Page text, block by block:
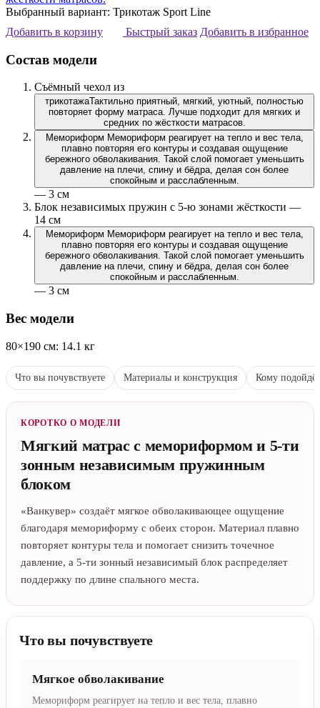
Выбранный вариант: Трикотаж Sport Line
Добавить в корзину
Быстрый заказ Добавить в избранное
Состав модели
Съёмный чехол из
трикотажаТактильно приятный, мягкий, уютный, полностью
повторяет форму матраса. Лучше подходит для мягких и
средних по жёсткости матрасов.
Мемориформ Мемориформ реагирует на тепло и вес тела,
плавно повторяя его контуры и создавая ощущение
бережного обволакивания. Такой слой помогает уменьшить
давление на плечи, спину и бёдра, делая сон более
спокойным и расслабленным.
— 3 см
Блок независимых пружин с 5-ю зонами жёсткости —
14 см
Мемориформ Мемориформ реагирует на тепло и вес тела,
плавно повторяя его контуры и создавая ощущение
бережного обволакивания. Такой слой помогает уменьшить
давление на плечи, спину и бёдра, делая сон более
спокойным и расслабленным.
— 3 см
Вес модели
80×190 см: 14.1 кг
Что вы почувствуете Материалы и конструкция Кому подойдёт
КОРОТКО О МОДЕЛИ
Мягкий матрас с мемориформом и 5-ти
зонным независимым пружинным
блоком
«Ванкувер» создаёт мягкое обволакивающее ощущение
благодаря мемориформу с обеих сторон. Материал плавно
повторяет контуры тела и помогает снизить точечное
давление, а 5-ти зонный независимый блок распределяет
поддержку по длине спального места.
Что вы почувствуете
Мягкое обволакивание
Мемориформ реагирует на тепло и вес тела, плавно